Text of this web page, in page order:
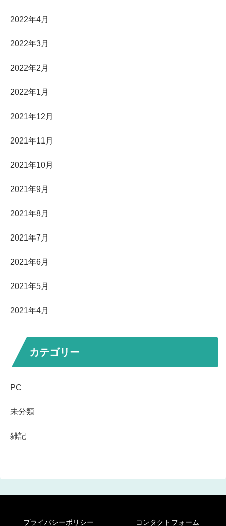
2022年4月
2022年3月
2022年2月
2022年1月
2021年12月
2021年11月
2021年10月
2021年9月
2021年8月
2021年7月
2021年6月
2021年5月
2021年4月
カテゴリー
PC
未分類
雑記
プライバシーポリシー コンタクトフォーム